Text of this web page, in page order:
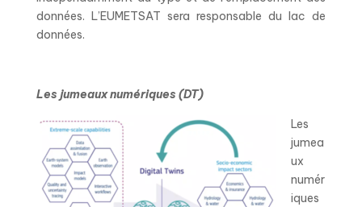
données. L’EUMETSAT sera responsable du lac de
données.
Les jumeaux numériques (DT)
Les
jumea
ux
numér
iques